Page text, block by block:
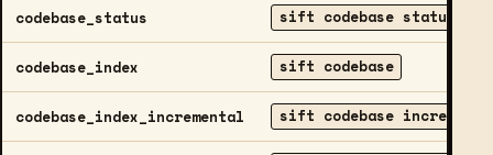
codebase_status sift codebase status
codebase_index sift codebase
codebase_index_incremental sift codebase